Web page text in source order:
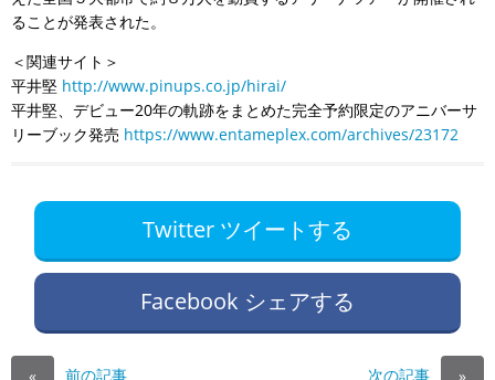
ることが発表された。
＜関連サイト＞
平井堅 http://www.pinups.co.jp/hirai/
平井堅、デビュー20年の軌跡をまとめた完全予約限定のアニバーサ
リーブック発売 https://www.entameplex.com/archives/23172
Twitter ツイートする
Facebook シェアする
前の記事 次の記事